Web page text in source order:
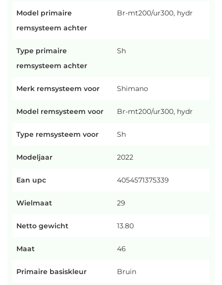
Model primaire
remsysteem achter
Br-mt200/ur300, hydr
Type primaire
remsysteem achter
Sh
Merk remsysteem voor Shimano
Model remsysteem voor Br-mt200/ur300, hydr
Type remsysteem voor Sh
Modeljaar 2022
Ean upc 4054571375339
Wielmaat 29
Netto gewicht 13.80
Maat 46
Primaire basiskleur Bruin